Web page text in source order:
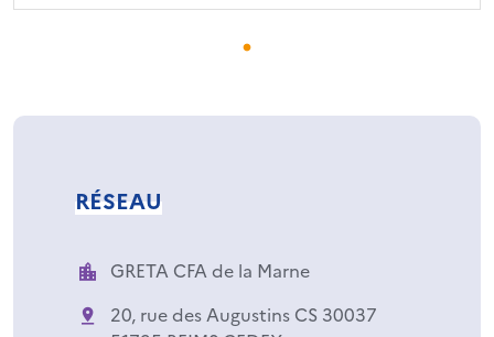
RÉSEAU
GRETA CFA de la Marne
20, rue des Augustins CS 30037